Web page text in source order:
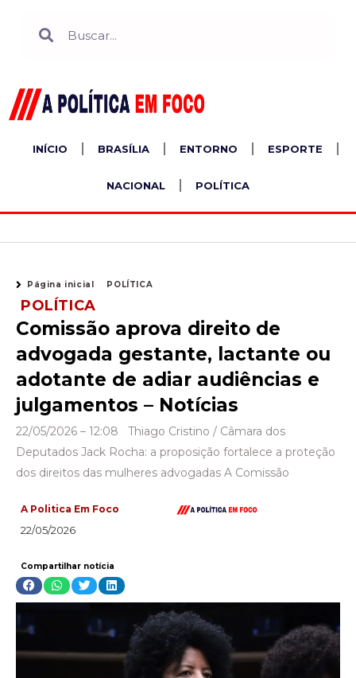
INÍCIO BRASÍLIA ENTORNO ESPORTE
NACIONAL POLÍTICA
Página inicial POLÍTICA
POLÍTICA
Comissão aprova direito de
advogada gestante, lactante ou
adotante de adiar audiências e
julgamentos – Notícias
22/05/2026 – 12:08 Thiago Cristino / Câmara dos
Deputados Jack Rocha: a proposição fortalece a proteção
dos direitos das mulheres advogadas A Comissão
A Politica Em Foco
22/05/2026
Compartilhar notícia